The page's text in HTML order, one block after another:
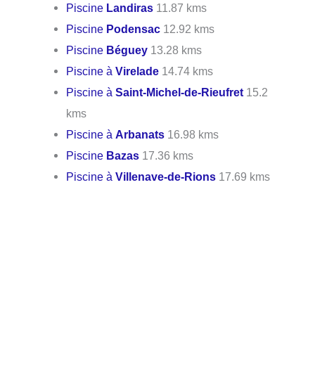
Piscine Landiras 11.87 kms
Piscine Podensac 12.92 kms
Piscine Béguey 13.28 kms
Piscine àVirelade 14.74 kms
Piscine àSaint-Michel-de-Rieufret 15.2
kms
Piscine àArbanats 16.98 kms
Piscine Bazas 17.36 kms
Piscine àVillenave-de-Rions 17.69 kms